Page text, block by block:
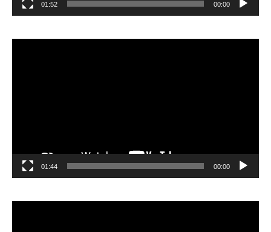
00:00
01:52
00:00
01:44